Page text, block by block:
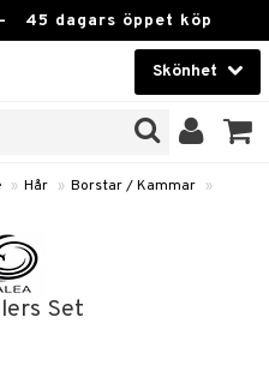
45 dagars öppet köp
Skönhet
» Hår » Borstar / Kammar »
Set